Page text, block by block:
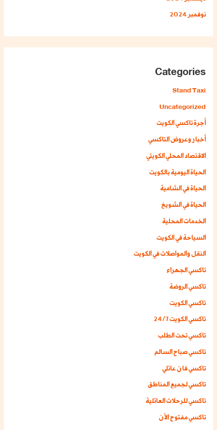
نوفمبر 2024
Categories
Stand Taxi
Uncategorized
أجرة تاكسي الكويت
أخبار وعروض التاكسي
الاقتصاد المحلي الكويتي
الحياة اليومية بالكويت
الحياة في الشامية
الحياة في الشويخ
الخدمات المحلية
السياحة في الكويت
النقل والمواصلات في الكويت
تاكسي الجهراء
تاكسي الروضة
تاكسي الكويت
تاكسي الكويت 24/7
تاكسي تحت الطلب
تاكسي صباح السالم
تاكسي فان عائلي
تاكسي لجميع المناطق
تاكسي للرحلات العائلية
تاكسي مفتوح الأن